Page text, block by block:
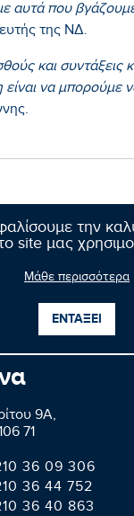
την
site μας
Μάθε περισσότερα
ΕΝΤΑΞΕΙ
αυτά που
της ΝΔ.
και συντάξεις
να μπορούμε
9A,
71
36 09 306
36 44 752
36 40 863